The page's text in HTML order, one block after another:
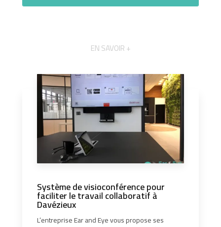
EN SAVOIR +
Système de visioconférence pour
faciliter le travail collaboratif à
Davézieux
L’entreprise Ear and Eye vous propose ses